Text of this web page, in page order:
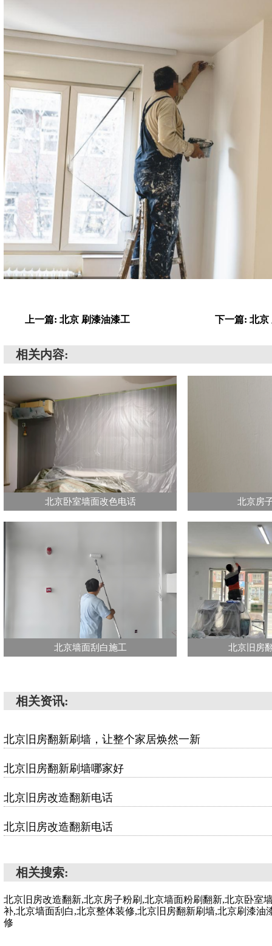
上一篇: 北京 刷漆油漆工 下一篇: 北京
相关内容:
北京卧室墙面改色电话 北京房
北京墙面刮白施工 北京旧房
相关资讯:
北京旧房翻新刷墙，让整个家居焕然一新
北京旧房翻新刷墙哪家好
北京旧房改造翻新电话
北京旧房改造翻新电话
相关搜索:
北京旧房改造翻新,北京房子粉刷,北京墙面粉刷翻新,北京卧室
补,北京墙面刮白,北京整体装修,北京旧房翻新刷墙,北京刷漆油
修